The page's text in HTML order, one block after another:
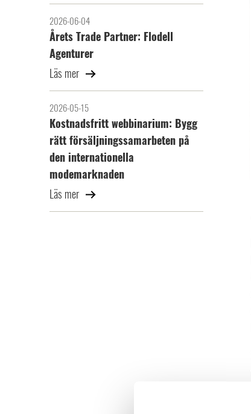
2026-06-04
Årets Trade Partner: Flodell
Agenturer
Läs mer
2026-05-15
Kostnadsfritt webbinarium: Bygg
rätt försäljningssamarbeten på
den internationella
modemarknaden
Läs mer